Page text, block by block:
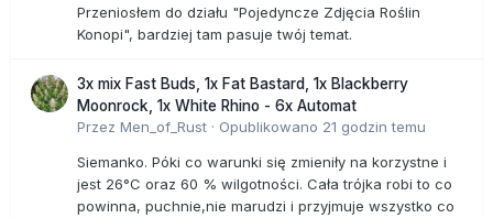
Przeniosłem do działu "Pojedyncze Zdjęcia Roślin
Konopi", bardziej tam pasuje twój temat.
3x mix Fast Buds, 1x Fat Bastard, 1x Blackberry
Moonrock, 1x White Rhino - 6x Automat
Przez Men_of_Rust · Opublikowano 21 godzin temu
Siemanko. Póki co warunki się zmieniły na korzystne i
jest 26°C oraz 60 % wilgotności. Cała trójka robi to co
powinna, puchnie,nie marudzi i przyjmuje wszystko co